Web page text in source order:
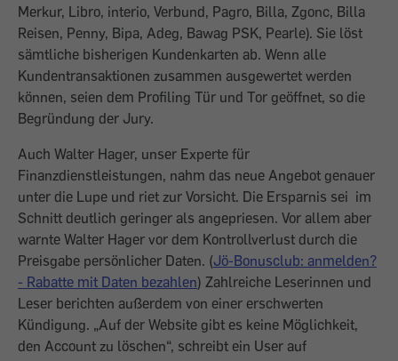
Merkur, Libro, interio, Verbund, Pagro, Billa, Zgonc, Billa
Reisen, Penny, Bipa, Adeg, Bawag PSK, Pearle). Sie löst
sämtliche bisherigen Kundenkarten ab. Wenn alle
Kundentransaktionen zusammen ausgewertet werden
können, seien dem Profiling Tür und Tor geöffnet, so die
Begründung der Jury.
Auch Walter Hager, unser Experte für
Finanzdienstleistungen, nahm das neue Angebot genauer
unter die Lupe und riet zur Vorsicht. Die Ersparnis sei im
Schnitt deutlich geringer als angepriesen. Vor allem aber
warnte Walter Hager vor dem Kontrollverlust durch die
Preisgabe persönlicher Daten. (Jö-Bonusclub: anmelden?
- Rabatte mit Daten bezahlen) Zahlreiche Leserinnen und
Leser berichten außerdem von einer erschwerten
Kündigung. „Auf der Website gibt es keine Möglichkeit,
den Account zu löschen“, schreibt ein User auf